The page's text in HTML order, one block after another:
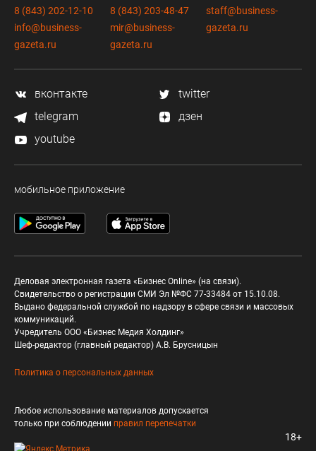
8 (843) 202-12-10
info@business-
gazeta.ru
8 (843) 203-48-47
mir@business-
gazeta.ru
staff@business-
gazeta.ru
вконтакте
twitter
telegram
дзен
youtube
мобильное приложение
Деловая электронная газета «Бизнес Online» (на связи).
Свидетельство о регистрации СМИ Эл №ФС 77-33484 от 15.10.08.
Выдано федеральной службой по надзору в сфере связи и массовых
коммуникаций.
Учредитель ООО «Бизнес Медия Холдинг»
Шеф-редактор (главный редактор) А.В. Брусницын
Политика о персональных данных
Любое использование материалов допускается
только при соблюдении правил перепечатки
18+